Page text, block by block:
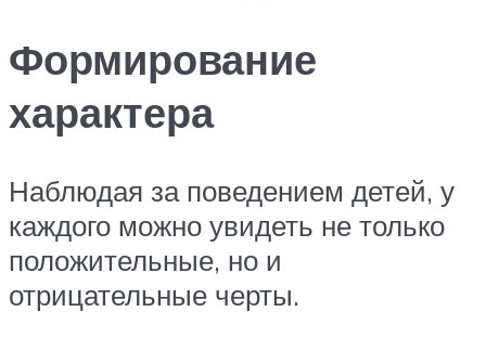
Формирование
характера
Наблюдая за поведением детей, у
каждого можно увидеть не только
положительные, но и
отрицательные черты.